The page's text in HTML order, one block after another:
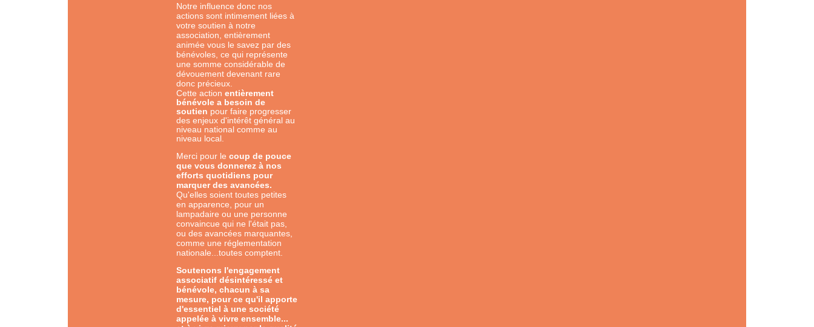
Notre influence donc nos
actions sont intimement liées à
votre soutien à notre
association, entièrement
animée vous le savez par des
bénévoles, ce qui représente
une somme considérable de
dévouement devenant rare
donc précieux.
Cette action entièrement
bénévole a besoin de
soutien pour faire progresser
des enjeux d'intérêt général au
niveau national comme au
niveau local.
Merci pour le coup de pouce
que vous donnerez à nos
efforts quotidiens pour
marquer des avancées.
Qu'elles soient toutes petites
en apparence, pour un
lampadaire ou une personne
convaincue qui ne l'était pas,
ou des avancées marquantes,
comme une réglementation
nationale...toutes comptent.
Soutenons l'engagement
associatif désintéressé et
bénévole, chacun à sa
mesure, pour ce qu'il apporte
d'essentiel à une société
appelée à vivre ensemble...